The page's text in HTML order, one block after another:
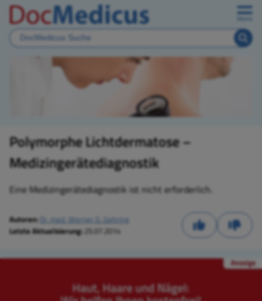
Polymorphe Lichtdermatose –
Medizingerätediagnostik
Eine Medizingerätediagnostik ist nicht erforderlich.
Autoren: Dr. med. Werner G. Gehring
Letzte Aktualisierung: 25.07.2014